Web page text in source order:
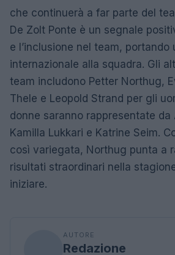
che continuerà a far parte del
De Zolt Ponte è un segnale
e l’inclusione nel team, portando
internazionale alla squadra. Gli
team includono Petter Northug,
Thele e Leopold Strand per gli
donne saranno rappresentate da
Kamilla Lukkari e Katrine Seim.
così variegata, Northug punta a
risultati straordinari nella
iniziare.
AUTORE
Redazione